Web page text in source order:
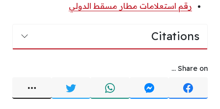
رقم استعلامات مطار مسقط الدولي
Citations
Share on ...